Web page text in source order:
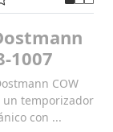
1007
COW
un temporizador
con ...